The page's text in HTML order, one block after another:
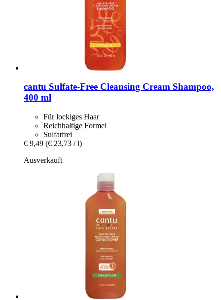
cantu Sulfate-​Free Cleansing Cream Shampoo,
400 ml
Für lockiges Haar
Reichhaltige Formel
Sulfatfrei
€ 9,49 (€ 23,73 / l)
Ausverkauft